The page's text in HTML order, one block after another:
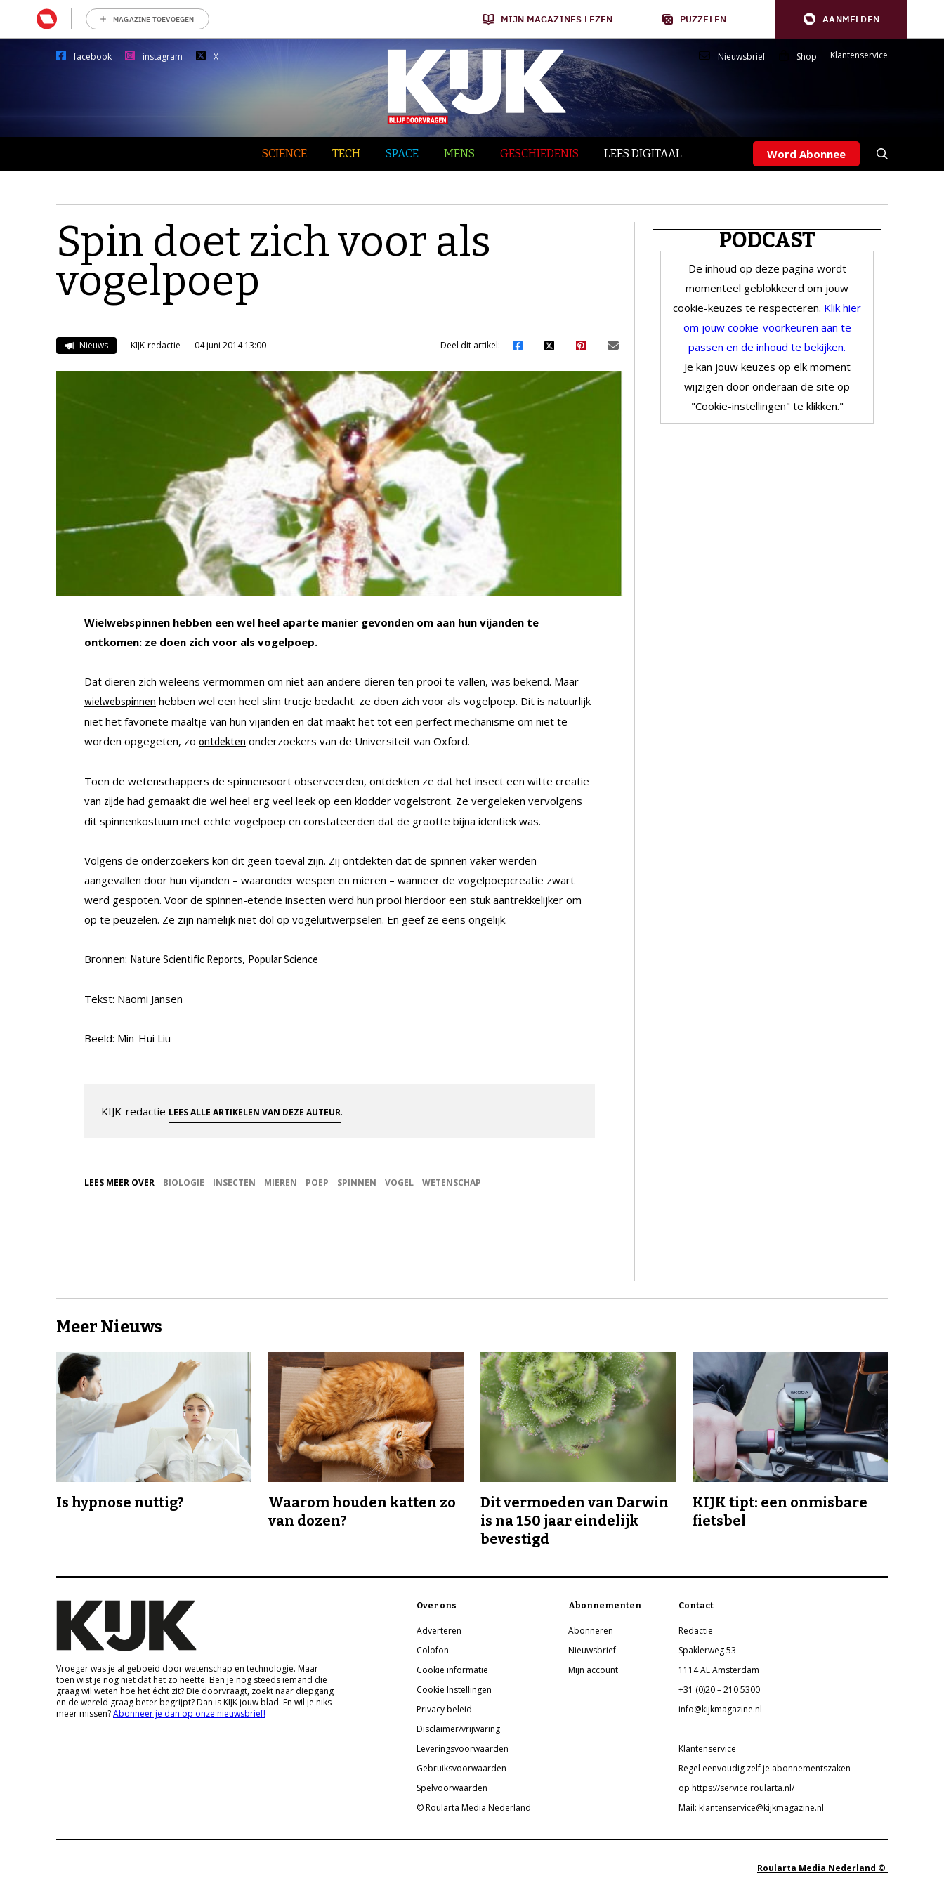
MAGAZINE TOEVOEGEN MIJN MAGAZINES LEZEN PUZZELEN AANMELDEN
facebook instagram X Nieuwsbrief Shop Klantenservice
SCIENCE TECH SPACE MENS GESCHIEDENIS LEES DIGITAAL Word Abonnee
Spin doet zich voor als
vogelpoep
Nieuws KIJK-redactie 04 juni 2014 13:00 Deel dit artikel:
Wielwebspinnen hebben een wel heel aparte manier gevonden om aan hun vijanden te
ontkomen: ze doen zich voor als vogelpoep.
Dat dieren zich weleens vermommen om niet aan andere dieren ten prooi te vallen, was bekend. Maar
wielwebspinnen hebben wel een heel slim trucje bedacht: ze doen zich voor als vogelpoep. Dit is natuurlijk
niet het favoriete maaltje van hun vijanden en dat maakt het tot een perfect mechanisme om niet te
worden opgegeten, zo ontdekten onderzoekers van de Universiteit van Oxford.
Toen de wetenschappers de spinnensoort observeerden, ontdekten ze dat het insect een witte creatie
van zijde had gemaakt die wel heel erg veel leek op een klodder vogelstront. Ze vergeleken vervolgens
dit spinnenkostuum met echte vogelpoep en constateerden dat de grootte bijna identiek was.
Volgens de onderzoekers kon dit geen toeval zijn. Zij ontdekten dat de spinnen vaker werden
aangevallen door hun vijanden – waaronder wespen en mieren – wanneer de vogelpoepcreatie zwart
werd gespoten. Voor de spinnen-etende insecten werd hun prooi hierdoor een stuk aantrekkelijker om
op te peuzelen. Ze zijn namelijk niet dol op vogeluitwerpselen. En geef ze eens ongelijk.
Bronnen: Nature Scientific Reports, Popular Science
Tekst: Naomi Jansen
Beeld: Min-Hui Liu
KIJK-redactie LEES ALLE ARTIKELEN VAN DEZE AUTEUR.
LEES MEER OVER BIOLOGIE INSECTEN MIEREN POEP SPINNEN VOGEL WETENSCHAP
PODCAST
De inhoud op deze pagina wordt
momenteel geblokkeerd om jouw
cookie-keuzes te respecteren. Klik hier
om jouw cookie-voorkeuren aan te
passen en de inhoud te bekijken.
Je kan jouw keuzes op elk moment
wijzigen door onderaan de site op
"Cookie-instellingen" te klikken."
Meer Nieuws
Is hypnose nuttig?
Waarom houden katten zo
van dozen?
Dit vermoeden van Darwin
is na 150 jaar eindelijk
bevestigd
KIJK tipt: een onmisbare
fietsbel
Vroeger was je al geboeid door wetenschap en technologie. Maar
toen wist je nog niet dat het zo heette. Ben je nog steeds iemand die
graag wil weten hoe het écht zit? Die doorvraagt, zoekt naar diepgang
en de wereld graag beter begrijpt? Dan is KIJK jouw blad. En wil je niks
meer missen?Abonneer je dan op onze nieuwsbrief!
Over ons
Adverteren
Colofon
Cookie informatie
Cookie Instellingen
Privacy beleid
Disclaimer/vrijwaring
Leveringsvoorwaarden
Gebruiksvoorwaarden
Spelvoorwaarden
© Roularta Media Nederland
Abonnementen
Abonneren
Nieuwsbrief
Mijn account
Contact
Redactie
Spaklerweg 53
1114 AE Amsterdam
+31 (0)20 – 210 5300
info@kijkmagazine.nl
Klantenservice
Regel eenvoudig zelf je abonnementszaken
op https://service.roularta.nl/
Mail: klantenservice@kijkmagazine.nl
Roularta Media Nederland ©